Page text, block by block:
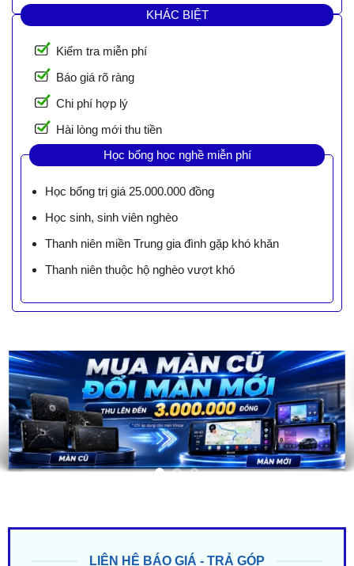
KHÁC BIỆT
Kiểm tra miễn phí
Báo giá rõ ràng
Chi phí hợp lý
Hài lòng mới thu tiền
Học bổng học nghề miễn phí
Học bổng trị giá 25.000.000 đồng
Học sinh, sinh viên nghèo
Thanh niên miền Trung gia đình gặp khó khăn
Thanh niên thuộc hộ nghèo vượt khó